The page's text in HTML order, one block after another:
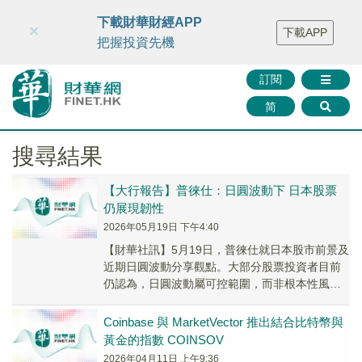
財華智庫網 FINTV FINMETA 財華證券 媒體矩陣
智庫沙龍
聯絡我們
訂閱
简
×
下載財華財經APP
把握投資先機
下載APP
搜尋結果
【大行報告】普徠仕：日圓波動下 日本股票
仍展現韌性
2026年05月19日 下午4:40
​【財華社訊】5月19日，普徠仕就日本股市前景及
近期日圓波動分享觀點。大部分股票投資者目前
仍認為，日圓波動屬可控範圍，而非根本性風
日圓偏...
Coinbase 與 MarketVector 推出結合比特幣與
黃金的指數 COINSOV
2026年04月11日 上午9:36